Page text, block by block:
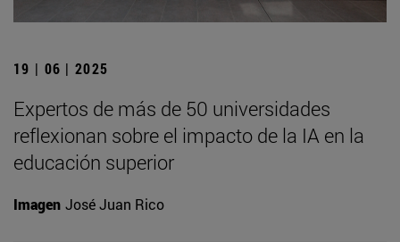
19 | 06 | 2025
Expertos de más de 50 universidades
reflexionan sobre el impacto de la IA en la
educación superior
Imagen José Juan Rico